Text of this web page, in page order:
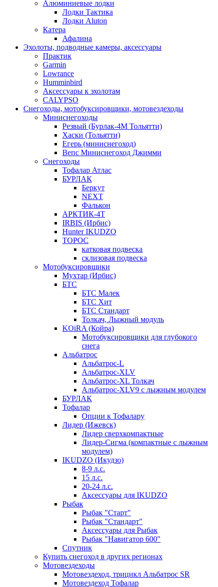
Алюминиевые лодки
Лодки Тактика
Лодки Aluton
Катера
Афалина
Эхолоты, подводные камеры, аксессуары
Практик
Garmin
Lowrance
Humminbird
Аксессуары к эхолотам
CALYPSO
Снегоходы, мотобуксировщики, мотовездеходы
Миниснегоходы
Резвый (Бурлак-4М Тольятти)
Хаски (Тольятти)
Егерь (миниснегоход)
Вепс Миниснегоход Джимми
Снегоходы
Тофалар Атлас
БУРЛАК
Беркут
NEXT
Фалькон
АРКТИК-4Т
IRBIS (Ирбис)
Hunter IKUDZO
ТОРОС
катковая подвеска
склизовая подвеска
Мотобуксировщики
Мухтар (Ирбис)
БТС
БТС Малек
БТС Хит
БТС Стандарт
Толкач, Лыжный модуль
KOiRA (Койра)
Мотобуксировщики для глубокого
снега
Альбатрос
Альбатрос-L
Альбатрос-XLV
Альбатрос-XL Толкач
Альбатрос-XLV9 с лыжным модулем
БУРЛАК
Тофалар
Опции к Тофалару
Лидер (Ижевск)
Лидер сверхкомпактные
Лидер-Сигма (компактные с лыжным
модулем)
IKUDZO (Икудзо)
8-9 л.с.
15 л.с.
20-24 л.с.
Аксессуары для IKUDZO
Рыбак
Рыбак "Старт"
Рыбак "Стандарт"
Аксессуары для Рыбак
Рыбак "Навигатор 600"
Спутник
Купить снегоход в других регионах
Мотовездеходы
Мотовездеход, трицикл Альбатрос SR
Мотовездеход Тофалар